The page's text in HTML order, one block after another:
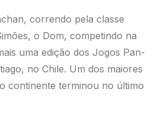
correndo pela classe
o Dom, competindo na
uma edição dos Jogos Pan-
no Chile. Um dos maiores
continente terminou no último